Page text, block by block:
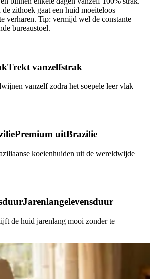
zithoek gaat een huid moeiteloos
verharen. Tip: vermijd wel de constante
bureaustoel.
Trekt vanzelfstrak
vanzelf zodra het soepele leer vlak
Premium uitBrazilie
koeienhuiden uit de wereldwijde
Jarenlangelevensduur
de huid jarenlang mooi zonder te